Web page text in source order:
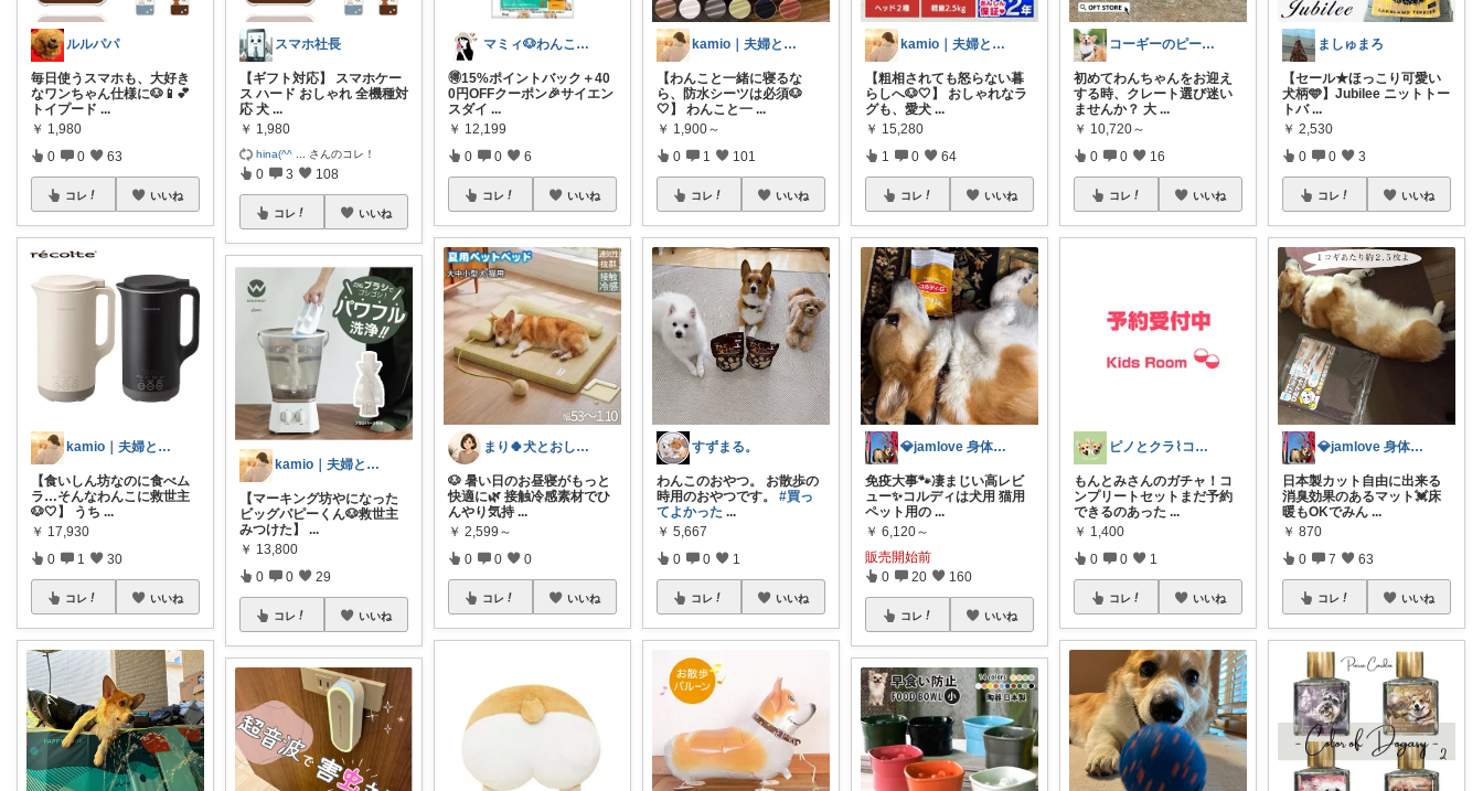
ルルパパ
毎日使うスマホも、大好き
なワンちゃん仕様に🐶📱💕
トイプード ...
￥ 1,980
0 0 63
コレ いいね
kamio｜夫婦とコーギーの愛用品
【食いしん坊なのに食べム
ラ…そんなわんこに救世主
🐶🤍】 うち ...
￥ 17,930
0 1 30
コレ いいね
スマホ社長
【ギフト対応】 スマホケー
ス ハード おしゃれ 全機種対
応 犬 ...
￥ 1,980
hina(^^ さんのコレ！
0 3 108
コレ いいね
kamio｜夫婦とコーギーの愛用品
【マーキング坊やになった
ビッグパピーくん🐶救世主
みつけた】...
￥ 13,800
0 0 29
コレ いいね
マミィ🐶わんこと暮らす｜お得情報係
🉐15%ポイントバック＋40
0円OFFクーポン🎉サイエン
スダイ ...
￥ 12,199
0 0 6
コレ いいね
まり🍀犬とおしゃれに暮らしたい🐶
🐶 暑い日のお昼寝がもっと
快適に🌿 接触冷感素材でひ
んやり気持 ...
￥ 2,599～
0 0 0
コレ いいね
kamio｜夫婦とコーギーの愛用品
【わんこと一緒に寝るな
ら、防水シーツは必須🐶
🤍】 わんこと一 ...
￥ 1,900～
0 1 101
コレ いいね
すずまる。
わんこのおやつ。 お散歩の
時用のおやつです。#買っ
てよかった ...
￥ 5,667
0 0 1
コレ いいね
kamio｜夫婦とコーギーの愛用品
【粗相されても怒らない暮
らしへ🐶🤍】 おしゃれなラ
グも、愛犬 ...
￥ 15,280
1 0 64
コレ いいね
💎jamlove 身体に優しく
免疫大事🐾凄まじい高レビ
ュー✨コルディは犬用 猫用
ペット用の ...
￥ 6,120～
販売開始前
0 20 160
コレ いいね
コーギーのピース🐶愛用品紹介
初めてわんちゃんをお迎え
する時、クレート選び迷い
ませんか？ 大 ...
￥ 10,720～
0 0 16
コレ いいね
ピノとクラ⌇コーギーとの暮らし
もんとみさんのガチャ！コ
ンプリートセットまだ予約
できるのあった ...
￥ 1,400
0 0 1
コレ いいね
ましゅまろ
【セール★ほっこり可愛い
犬柄🩵】Jubilee ニットトー
トバ ...
￥ 2,530
0 0 3
コレ いいね
💎jamlove 身体に優しく
日本製カット自由に出来る
消臭効果のあるマット💓床
暖もOKでみん ...
￥ 870
0 7 63
コレ いいね